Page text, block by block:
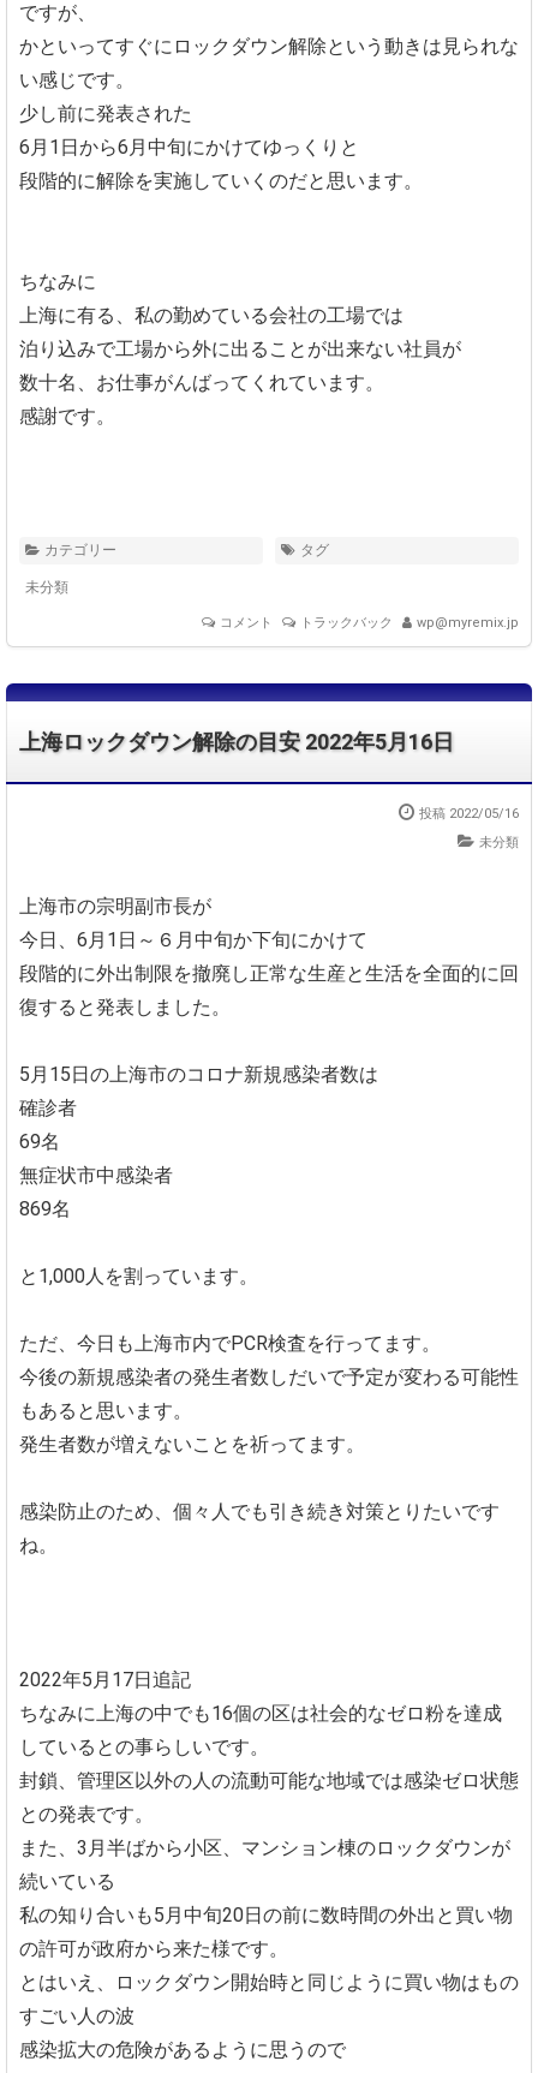
ですが、
かといってすぐにロックダウン解除という動きは見られな
い感じです。
少し前に発表された
6月1日から6月中旬にかけてゆっくりと
段階的に解除を実施していくのだと思います。
ちなみに
上海に有る、私の勤めている会社の工場では
泊り込みで工場から外に出ることが出来ない社員が
数十名、お仕事がんばってくれています。
感謝です。
カテゴリー
未分類
タグ
コメント トラックバック wp@myremix.jp
上海ロックダウン解除の目安 2022年5月16日
投稿 2022/05/16
未分類
上海市の宗明副市長が
今日、6月1日～６月中旬か下旬にかけて
段階的に外出制限を撤廃し正常な生産と生活を全面的に回
復すると発表しました。
5月15日の上海市のコロナ新規感染者数は
確診者
69名
無症状市中感染者
869名
と1,000人を割っています。
ただ、今日も上海市内でPCR検査を行ってます。
今後の新規感染者の発生者数しだいで予定が変わる可能性
もあると思います。
発生者数が増えないことを祈ってます。
感染防止のため、個々人でも引き続き対策とりたいです
ね。
2022年5月17日追記
ちなみに上海の中でも16個の区は社会的なゼロ粉を達成
しているとの事らしいです。
封鎖、管理区以外の人の流動可能な地域では感染ゼロ状態
との発表です。
また、3月半ばから小区、マンション棟のロックダウンが
続いている
私の知り合いも5月中旬20日の前に数時間の外出と買い物
の許可が政府から来た様です。
とはいえ、ロックダウン開始時と同じように買い物はもの
すごい人の波
感染拡大の危険があるように思うので